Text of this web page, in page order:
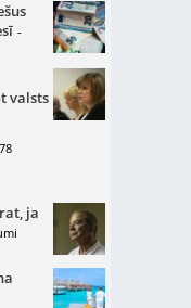
-
valsts
ja